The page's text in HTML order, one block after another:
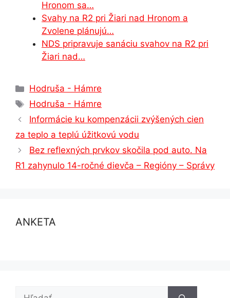
Hronom sa…
Svahy na R2 pri Žiari nad Hronom a
Zvolene plánujú…
NDS pripravuje sanáciu svahov na R2 pri
Žiari nad…
Kategórie
Hodruša - Hámre
Značky
Hodruša - Hámre
Informácie ku kompenzácii zvýšených cien
za teplo a teplú úžitkovú vodu
Bez reflexných prvkov skočila pod auto. Na
R1 zahynulo 14-ročné dievča – Regióny – Správy
ANKETA
Hľadať: